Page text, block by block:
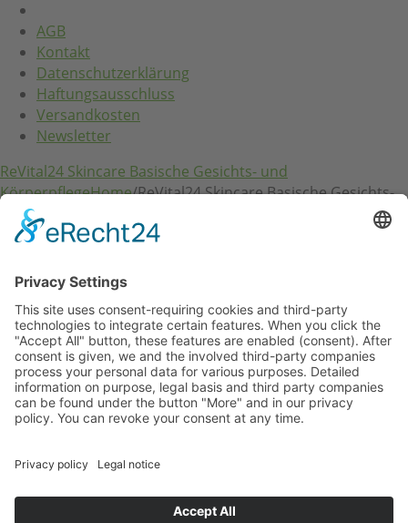
AGB
Kontakt
Datenschutzerklärung
Haftungsausschluss
Versandkosten
Newsletter
ReVital24 Skincare Basische Gesichts- und
KörperpflegeHome/ReVital24 Skincare Basische Gesichts-
und Körperpflege
RVS24 Line Professional
RVS24 ReVitaLeaves
RVS24 MaoLi Skincare
RVS24 Zubehör
KundenkontoKundenkonto
E-Mail / Benutzername:
Passwort: